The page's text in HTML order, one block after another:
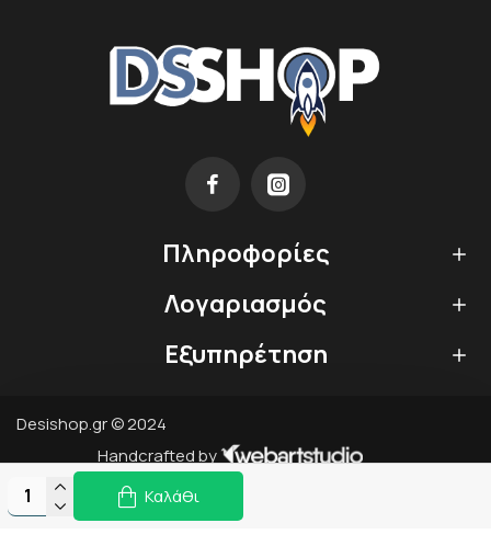
Καλάθι
Πληροφορίες
Λογαριασμός
Εξυπηρέτηση
Desishop.gr © 2024
Handcrafted by